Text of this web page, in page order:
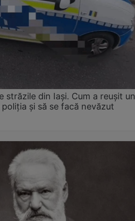
străzile din Iași. Cum a reușit un
și să se facă nevăzut